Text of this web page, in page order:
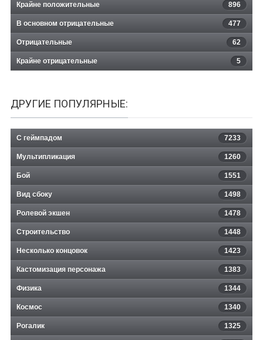
Крайне положительные 896
В основном отрицательные 477
Отрицательные 62
Крайне отрицательные 5
ДРУГИЕ ПОПУЛЯРНЫЕ:
С геймпадом 7233
Мультипликация 1260
Бой 1551
Вид сбоку 1498
Ролевой экшен 1478
Строительство 1448
Несколько концовок 1423
Кастомизация персонажа 1383
Физика 1344
Космос 1340
Рогалик 1325